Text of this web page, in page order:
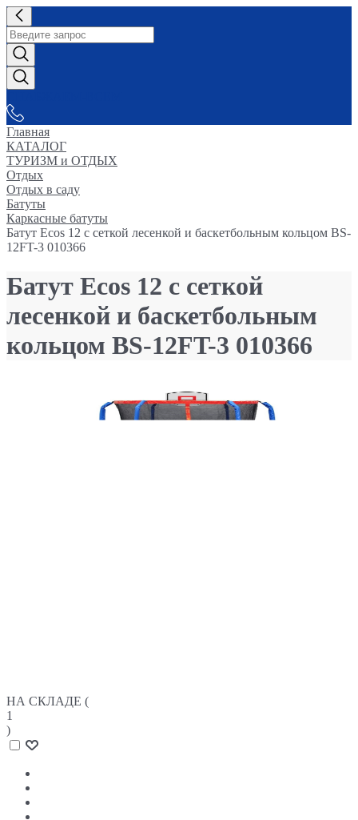
Главная
КАТАЛОГ
ТУРИЗМ и ОТДЫХ
Отдых
Отдых в саду
Батуты
Каркасные батуты
Батут Ecos 12 с сеткой лесенкой и баскетбольным кольцом BS-
12FT-3 010366
Батут Ecos 12 с сеткой
лесенкой и баскетбольным
кольцом BS-12FT-3 010366
НА СКЛАДЕ (
1
)